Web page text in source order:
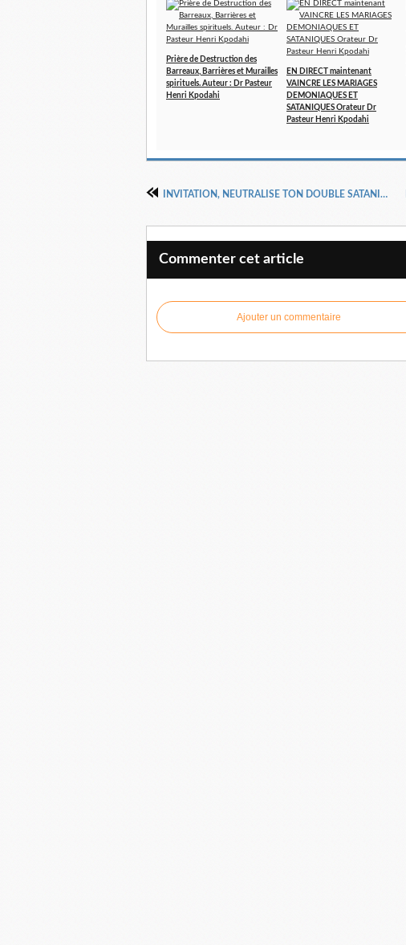
Prière de Destruction des
Barreaux, Barrières et Murailles
spirituels. Auteur : Dr Pasteur
Henri Kpodahi
EN DIRECT maintenant
VAINCRE LES MARIAGES
DEMONIAQUES ET
SATANIQUES Orateur Dr
Pasteur Henri Kpodahi
INVITATION, NEUTRALISE TON DOUBLE SATANIQUE FIN AVEC LE Dr PASTEUR HENRI KPODAHI dans Intercèdes pour entrer dans Ta Destinée EMISSION 19 en LIVE
Commenter cet article
Ajouter un commentaire